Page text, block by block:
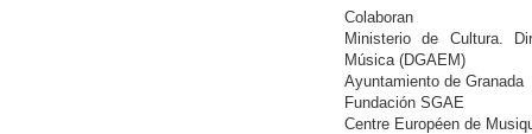
Colaboran
Ministerio de Cultura.
Música (DGAEM)
Ayuntamiento de Granada
Fundación SGAE
Centre Européen de